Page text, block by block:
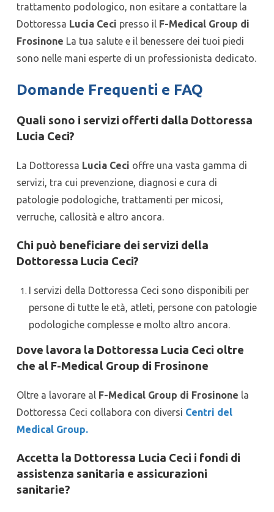
trattamento podologico, non esitare a contattare la
Dottoressa Lucia Ceci presso il F-Medical Group di
Frosinone La tua salute e il benessere dei tuoi piedi
sono nelle mani esperte di un professionista dedicato.
Domande Frequenti e FAQ
Quali sono i servizi offerti dalla Dottoressa
Lucia Ceci?
La Dottoressa Lucia Ceci offre una vasta gamma di
servizi, tra cui prevenzione, diagnosi e cura di
patologie podologiche, trattamenti per micosi,
verruche, callosità e altro ancora.
Chi può beneficiare dei servizi della
Dottoressa Lucia Ceci?
I servizi della Dottoressa Ceci sono disponibili per
persone di tutte le età, atleti, persone con patologie
podologiche complesse e molto altro ancora.
Dove lavora la Dottoressa Lucia Ceci oltre
che al F-Medical Group di Frosinone
Oltre a lavorare al F-Medical Group di Frosinone la
Dottoressa Ceci collabora con diversi Centri del
Medical Group.
Accetta la Dottoressa Lucia Ceci i fondi di
assistenza sanitaria e assicurazioni
sanitarie?